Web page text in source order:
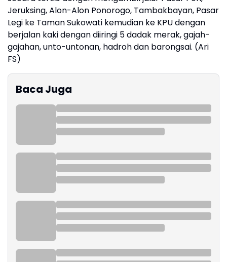
Jeruksing, Alon-Alon Ponorogo, Tambakbayan, Pasar
Legi ke Taman Sukowati kemudian ke KPU dengan
berjalan kaki dengan diiringi 5 dadak merak, gajah-
gajahan, unto-untonan, hadroh dan barongsai. (Ari
FS)
Baca Juga